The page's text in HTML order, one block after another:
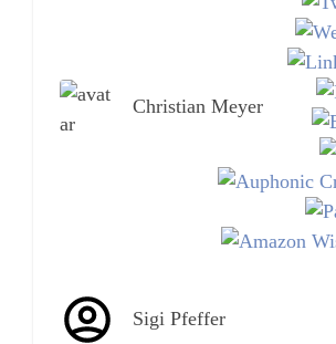
Christian Meyer
Sigi Pfeffer